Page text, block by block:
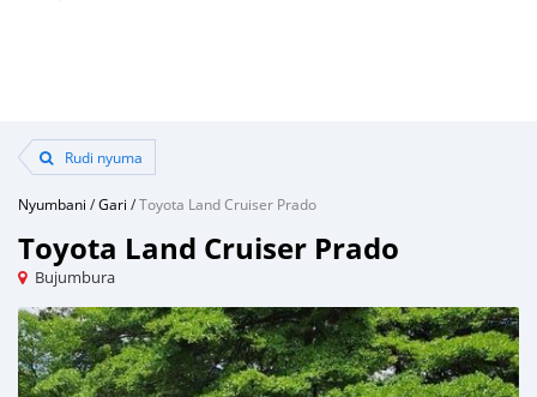
Rudi nyuma
Nyumbani /Gari /Toyota Land Cruiser Prado
Toyota Land Cruiser Prado
Bujumbura